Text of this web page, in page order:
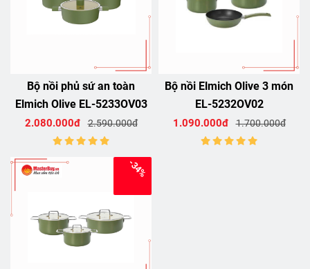
Bộ nồi phủ sứ an toàn
Elmich Olive EL-5233OV03
2.080.000đ 2.590.000đ
Bộ nồi Elmich Olive 3 món
EL-5232OV02
1.090.000đ 1.700.000đ
-34%